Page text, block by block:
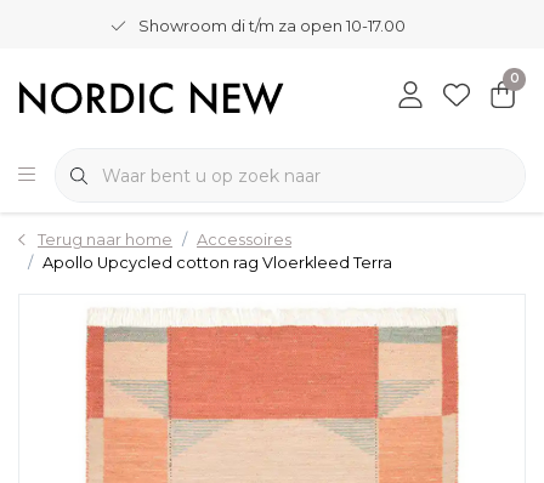
Showroom di t/m za open 10-17.00
0
Terug naar home
Accessoires
Apollo Upcycled cotton rag Vloerkleed Terra